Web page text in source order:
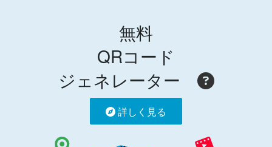
無料
QRコード
ジェネレーター
詳しく見る